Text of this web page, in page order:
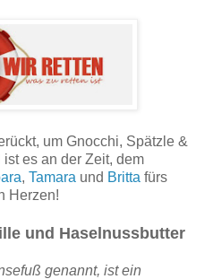
um Gnocchi, Spätzle &
es an der Zeit, dem
, Tamara und Britta fürs
Herzen!
und Haselnussbutter
genannt, ist ein